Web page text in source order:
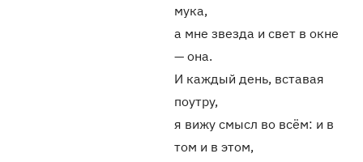
мука,
а мне звезда и свет в окне
— она.
И каждый день, вставая
поутру,
я вижу смысл во всём: и в
том и в этом,